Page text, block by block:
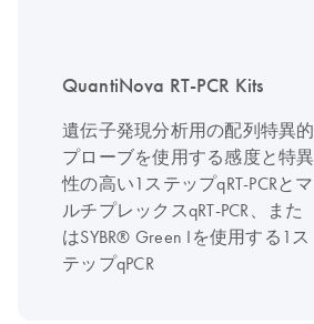
QuantiNova RT-PCR Kits
遺伝子発現分析用の配列特異的
プローブを使用する感度と特異
性の高い1ステップqRT-PCRとマ
ルチプレックスqRT-PCR、また
はSYBR® Green Iを使用する1ス
テップqPCR